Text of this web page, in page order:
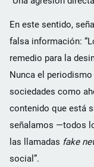
En este sentido,
falsa información:
remedio para la
Nunca el
sociedades como
contenido que está
señalamos —todos
las llamadas fake
social”.